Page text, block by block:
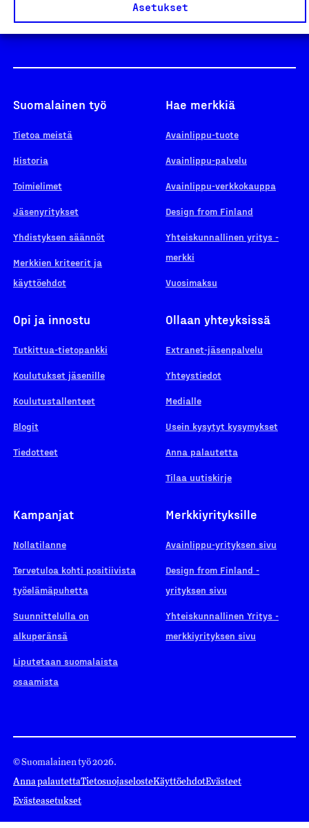
Asetukset
Suomalainen työ
Tietoa meistä
Historia
Toimielimet
Jäsenyritykset
Yhdistyksen säännöt
Merkkien kriteerit ja
käyttöehdot
Hae merkkiä
Avainlippu-tuote
Avainlippu-palvelu
Avainlippu-verkkokauppa
Design from Finland
Yhteiskunnallinen yritys -
merkki
Vuosimaksu
Opi ja innostu
Tutkittua-tietopankki
Koulutukset jäsenille
Koulutustallenteet
Blogit
Tiedotteet
Ollaan yhteyksissä
Extranet-jäsenpalvelu
Yhteystiedot
Medialle
Usein kysytyt kysymykset
Anna palautetta
Tilaa uutiskirje
Kampanjat
Nollatilanne
Tervetuloa kohti positiivista
työelämäpuhetta
Suunnittelulla on
alkuperänsä
Liputetaan suomalaista
osaamista
Merkkiyrityksille
Avainlippu-yrityksen sivu
Design from Finland -
yrityksen sivu
Yhteiskunnallinen Yritys -
merkkiyrityksen sivu
© Suomalainen työ 2026.
Anna palautettaTietosuojaselosteKäyttöehdotEvästeet
Evästeasetukset